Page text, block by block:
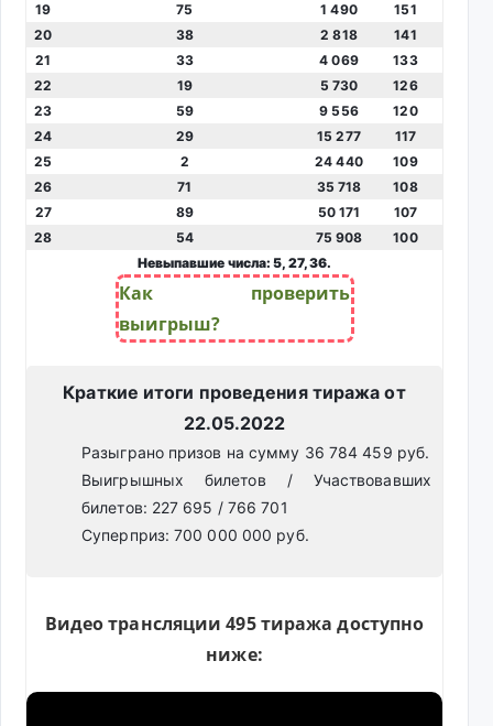
Невыпавшие числа: 5, 27, 36.
Как проверить
выигрыш?
19
75 1 490
151
20
38 2 818
141
21
33 4 069
133
22
19 5 730
126
23
59 9 556
120
24
29 15 277
117
25
2 24 440
109
26
71 35 718
108
27
89 50 171
107
28
54 75 908 100
Краткие итоги проведения тиража от
22.05.2022
Разыграно призов на сумму 36 784 459 руб.
Выигрышных билетов / Участвовавших
билетов: 227 695 / 766 701
Суперприз: 700 000 000 руб.
Видео трансляции 495 тиража доступно
ниже: